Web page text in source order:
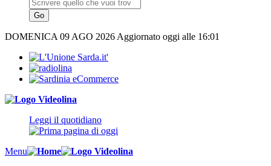
DOMENICA 09 AGO 2026 Aggiornato oggi alle 16:01
Leggi il quotidiano
Menu